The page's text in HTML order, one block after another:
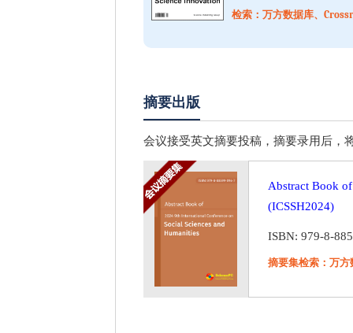
检索：万方数据库、
摘要出版
会议接受英文摘要投稿，摘要录用后，
Abstract Book
(ICSSH2024)
ISBN: 979-8-
摘要集检索：万方